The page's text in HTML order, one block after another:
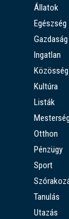
Állatok
Egészség
Gazdaság
Ingatlan
Közösség
Kultúra
Listák
Otthon
Pénzügy
Sport
Tanulás
Utazás